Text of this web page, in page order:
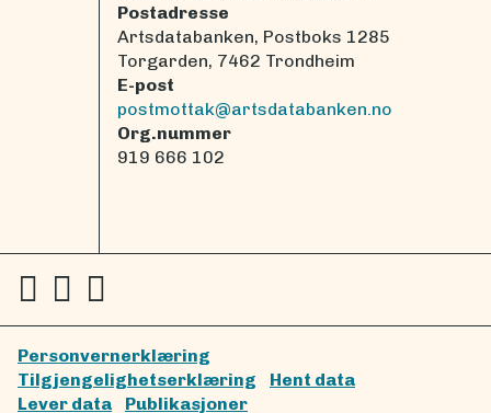
Postadresse
Artsdatabanken, Postboks 1285
Torgarden, 7462 Trondheim
E-post
postmottak@artsdatabanken.no
Org.nummer
919 666 102
Personvernerklæring
Tilgjengelighetserklæring
Hent data
Lever data
Publikasjoner